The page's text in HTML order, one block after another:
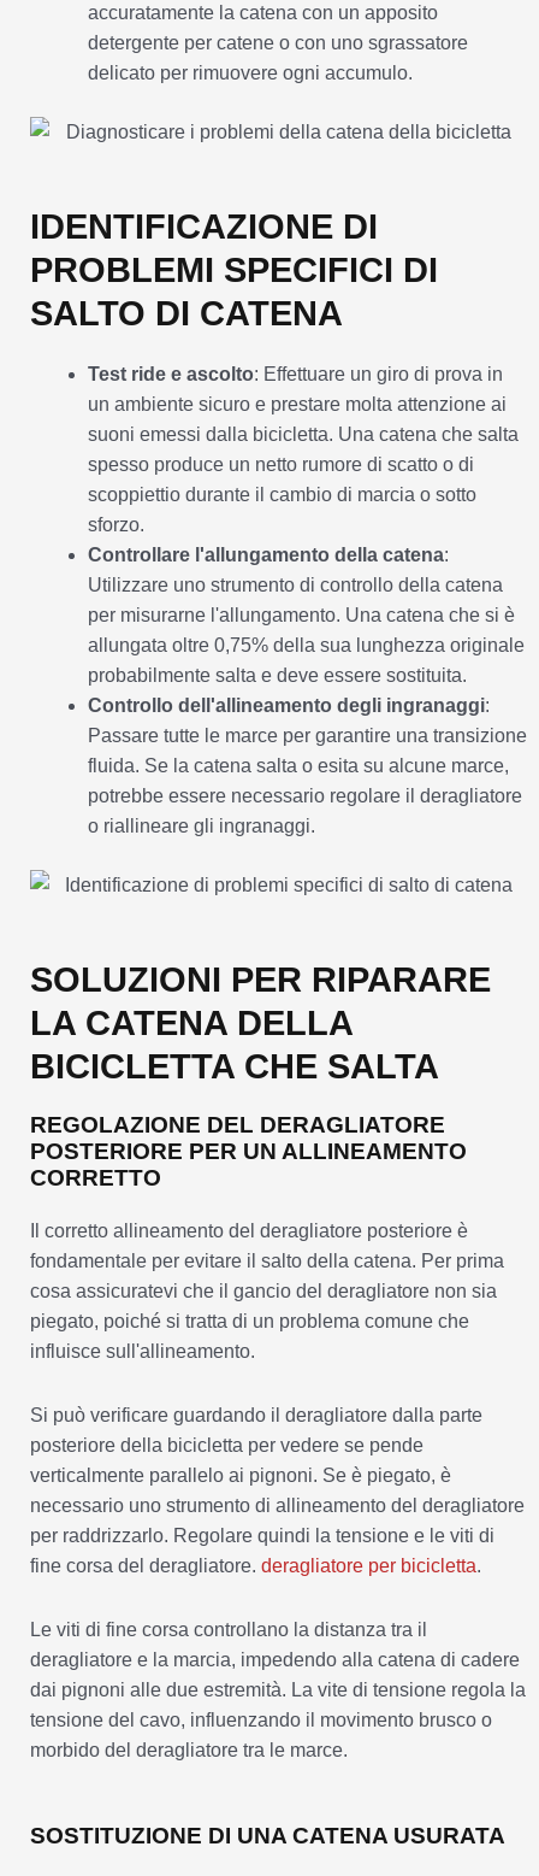
accuratamente la catena con un apposito
detergente per catene o con uno sgrassatore
delicato per rimuovere ogni accumulo.
IDENTIFICAZIONE DI
PROBLEMI SPECIFICI DI
SALTO DI CATENA
Test ride e ascolto: Effettuare un giro di prova in
un ambiente sicuro e prestare molta attenzione ai
suoni emessi dalla bicicletta. Una catena che salta
spesso produce un netto rumore di scatto o di
scoppiettio durante il cambio di marcia o sotto
sforzo.
Controllare l'allungamento della catena:
Utilizzare uno strumento di controllo della catena
per misurarne l'allungamento. Una catena che si è
allungata oltre 0,75% della sua lunghezza originale
probabilmente salta e deve essere sostituita.
Controllo dell'allineamento degli ingranaggi:
Passare tutte le marce per garantire una transizione
fluida. Se la catena salta o esita su alcune marce,
potrebbe essere necessario regolare il deragliatore
o riallineare gli ingranaggi.
SOLUZIONI PER RIPARARE
LA CATENA DELLA
BICICLETTA CHE SALTA
REGOLAZIONE DEL DERAGLIATORE
POSTERIORE PER UN ALLINEAMENTO
CORRETTO
Il corretto allineamento del deragliatore posteriore è
fondamentale per evitare il salto della catena. Per prima
cosa assicuratevi che il gancio del deragliatore non sia
piegato, poiché si tratta di un problema comune che
influisce sull'allineamento.
Si può verificare guardando il deragliatore dalla parte
posteriore della bicicletta per vedere se pende
verticalmente parallelo ai pignoni. Se è piegato, è
necessario uno strumento di allineamento del deragliatore
per raddrizzarlo. Regolare quindi la tensione e le viti di
fine corsa del deragliatore. deragliatore per bicicletta.
Le viti di fine corsa controllano la distanza tra il
deragliatore e la marcia, impedendo alla catena di cadere
dai pignoni alle due estremità. La vite di tensione regola la
tensione del cavo, influenzando il movimento brusco o
morbido del deragliatore tra le marce.
SOSTITUZIONE DI UNA CATENA USURATA